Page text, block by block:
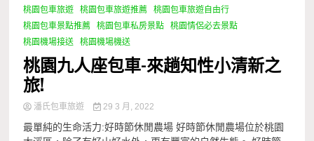
桃園包車旅遊
桃園包車旅遊推薦
桃園包車旅遊自由行
桃園包車景點推薦
桃園包車私房景點
桃園情侶必去景點
桃園機場接送
桃園機場機送
桃園九人座包車-來趟知性小清新之
旅!
潘氏包車旅遊 29 3 月, 2022
最單純的生命活力:好時節休閒農場 好時節休閒農場位於桃園